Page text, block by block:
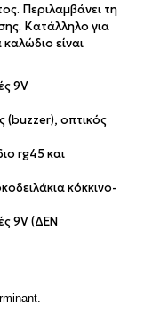
Περιλαμβάνει τη
Κατάλληλο για
είναι
9V
(buzzer), οπτικός
rg45 και
κόκκινο-
9V (ΔΕΝ